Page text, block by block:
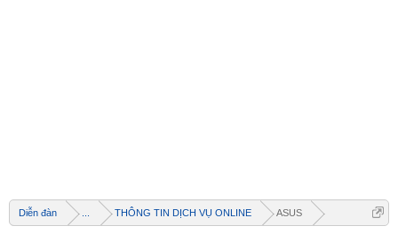
Diễn đàn THÔNG TIN DỊCH VỤ ONLINE ASUS